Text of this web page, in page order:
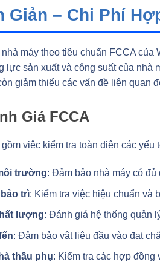
Giản – Chi Phí
máy theo tiêu chuẩn FCCA
lực sản xuất và công suất của nhà
giảm thiểu các vấn đề liên quan
Giá FCCA
gồm việc kiểm tra toàn diện các yếu
trường: Đảm bảo nhà máy có
trì: Kiểm tra việc hiệu chuẩn và
lượng: Đánh giá hệ thống quản
: Đảm bảo vật liệu đầu vào đạt
thầu phụ: Kiểm tra các hợp đồng